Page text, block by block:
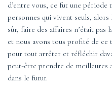
d’entre vous, ce fut une
personnes qui vivent seuls,
sûr, faire des affaires n’était
et nous avons tous profité de ce
pour tout arrêter et réfléchir
peut-être prendre de meilleures
dans le futur.